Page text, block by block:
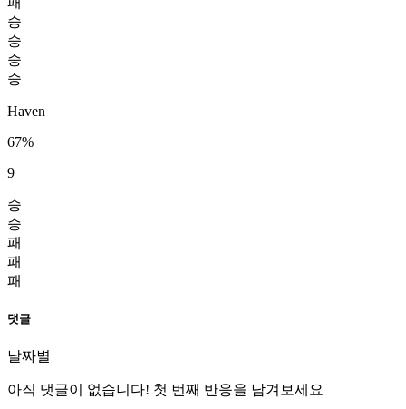
승
승
승
승
Haven
67%
9
승
승
패
패
패
댓글
날짜별
아직 댓글이 없습니다! 첫 번째 반응을 남겨보세요